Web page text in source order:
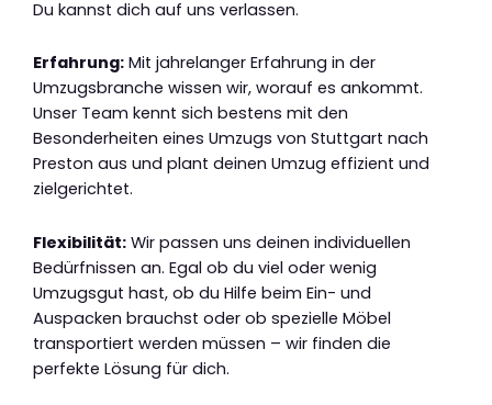
Du kannst dich auf uns verlassen.
Erfahrung: Mit jahrelanger Erfahrung in der
Umzugsbranche wissen wir, worauf es ankommt.
Unser Team kennt sich bestens mit den
Besonderheiten eines Umzugs von Stuttgart nach
Preston aus und plant deinen Umzug effizient und
zielgerichtet.
Flexibilität: Wir passen uns deinen individuellen
Bedürfnissen an. Egal ob du viel oder wenig
Umzugsgut hast, ob du Hilfe beim Ein- und
Auspacken brauchst oder ob spezielle Möbel
transportiert werden müssen – wir finden die
perfekte Lösung für dich.